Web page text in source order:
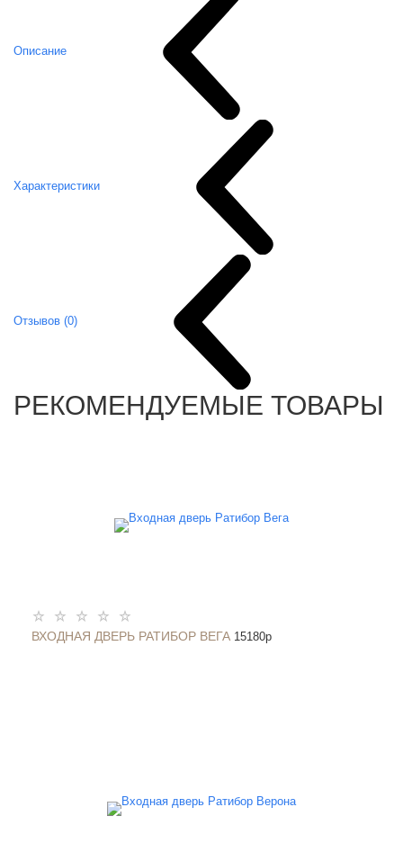
Описание
Характеристики
Отзывов (0)
РЕКОМЕНДУЕМЫЕ ТОВАРЫ
ВХОДНАЯ ДВЕРЬ РАТИБОР ВЕГА 15180p